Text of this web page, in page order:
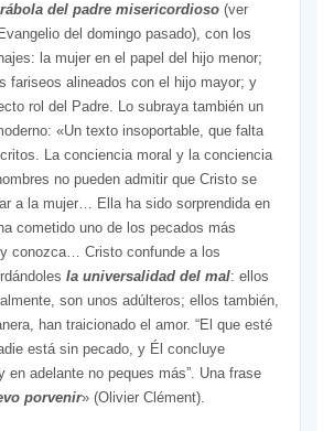
del padre misericordioso(ver
del domingo pasado), con los
la mujer en el papel del hijo menor;
fariseos alineados con el hijo mayor; y
rol del Padre. Lo subraya también un
«Un texto insoportable, que falta
La conciencia moral y la conciencia
no pueden admitir que Cristo se
a la mujer… Ella ha sido sorprendida en
cometido uno de los pecados más
conozca… Cristo confunde a los
la universalidad del mal: ellos
son unos adúlteros; ellos también,
han traicionado el amor. “El que esté
está sin pecado, y Él concluye
en adelante no peques más”. Una frase
porvenir» (Olivier Clément).